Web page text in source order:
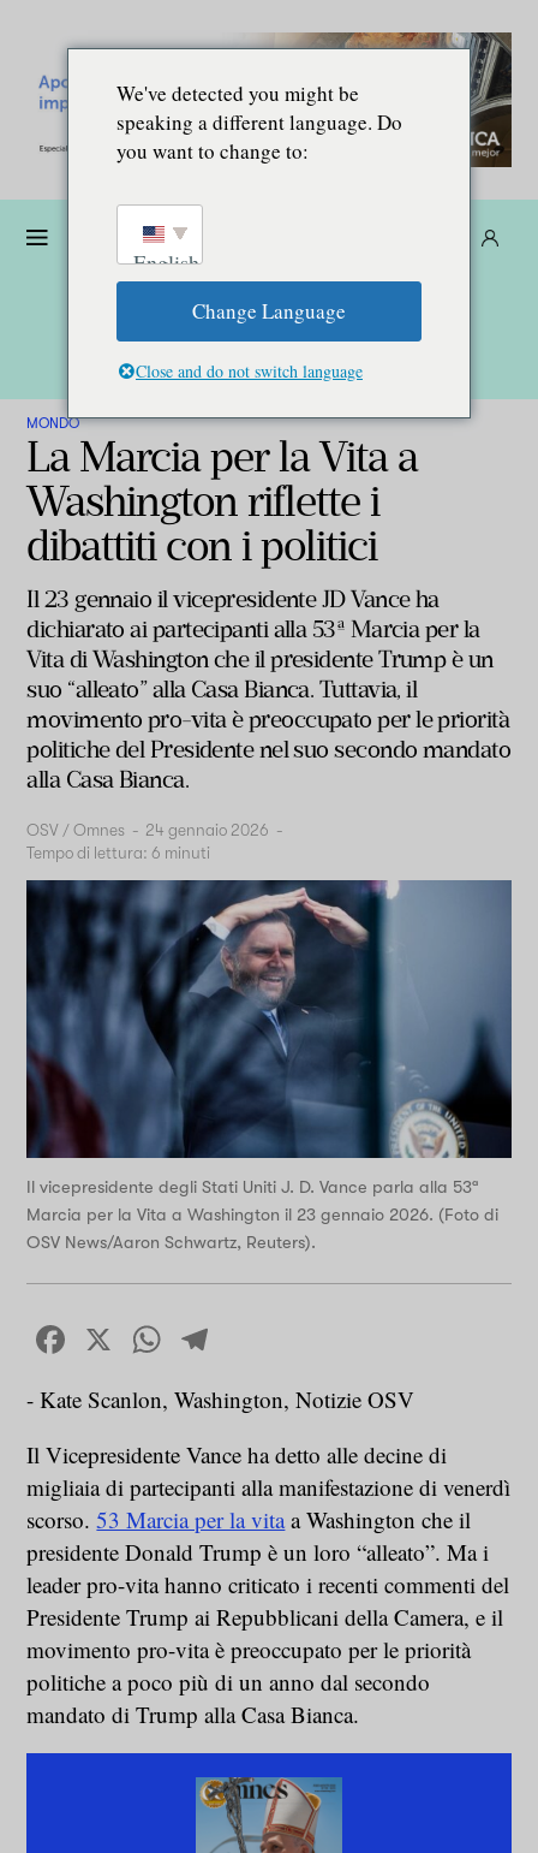
MONDO
La Marcia per la Vita a
Washington riflette i
dibattiti con i politici
Il 23 gennaio il vicepresidente JD Vance ha
dichiarato ai partecipanti alla 53ª Marcia per la
Vita di Washington che il presidente Trump è un
suo “alleato” alla Casa Bianca. Tuttavia, il
movimento pro-vita è preoccupato per le priorità
politiche del Presidente nel suo secondo mandato
alla Casa Bianca.
OSV / Omnes - 24 gennaio 2026 -
Tempo di lettura: 6 minuti
Il vicepresidente degli Stati Uniti J. D. Vance parla alla 53ª
Marcia per la Vita a Washington il 23 gennaio 2026. (Foto di
OSV News/Aaron Schwartz, Reuters).
Facebook
X WhatsApp
- Kate Scanlon, Washington, Notizie OSV
Il Vicepresidente Vance ha detto alle decine di
migliaia di partecipanti alla manifestazione di venerdì
scorso.53 Marcia per la vitaa Washington che il
presidente Donald Trump è un loro “alleato”. Ma i
leader pro-vita hanno criticato i recenti commenti del
Presidente Trump ai Repubblicani della Camera, e il
movimento pro-vita è preoccupato per le priorità
politiche a poco più di un anno dal secondo
mandato di Trump alla Casa Bianca.
We've detected you might be
speaking a different language. Do
you want to change to:
English
Change Language
Close and do not switch language